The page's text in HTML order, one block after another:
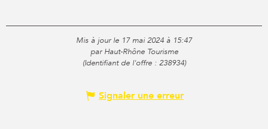
Mis à jour le 17 mai 2024 à 15:47
par Haut-Rhône Tourisme
(Identifiant de l'offre : 238934)
Signaler une erreur